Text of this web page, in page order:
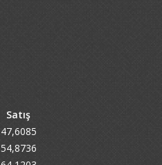
Satış
47,6085
54,8736